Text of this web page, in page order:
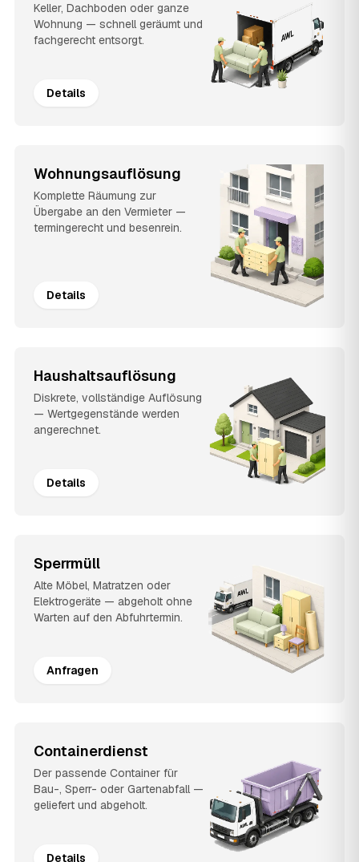
Keller, Dachboden oder ganze
Wohnung — schnell geräumt und
fachgerecht entsorgt.
Details
Wohnungsauflösung
Komplette Räumung zur
Übergabe an den Vermieter —
termingerecht und besenrein.
Details
Haushaltsauflösung
Diskrete, vollständige Auflösung
— Wertgegenstände werden
angerechnet.
Details
Sperrmüll
Alte Möbel, Matratzen oder
Elektrogeräte — abgeholt ohne
Warten auf den Abfuhrtermin.
Anfragen
Containerdienst
Der passende Container für
Bau-, Sperr- oder Gartenabfall —
geliefert und abgeholt.
Details